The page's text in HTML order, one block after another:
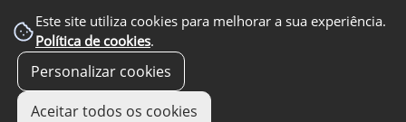
Este site utiliza cookies para melhorar a sua experiência.
Política de cookies.
Personalizar cookies
Aceitar todos os cookies